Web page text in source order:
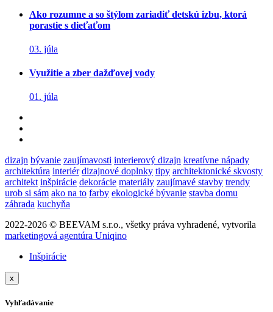
Ako rozumne a so štýlom zariadiť detskú izbu, ktorá
porastie s dieťaťom
03. júla
Využitie a zber dažďovej vody
01. júla
dizajn bývanie zaujímavosti interierový dizajn kreatívne nápady
architektúra interiér dizajnové doplnky tipy architektonické skvosty
architekt inšpirácie dekorácie materiály zaujímavé stavby trendy
urob si sám ako na to farby ekologické bývanie stavba domu
záhrada kuchyňa
2022-2026 © BEEVAM s.r.o., všetky práva vyhradené, vytvorila
marketingová agentúra Uniqino
Inšpirácie
x
Vyhľadávanie